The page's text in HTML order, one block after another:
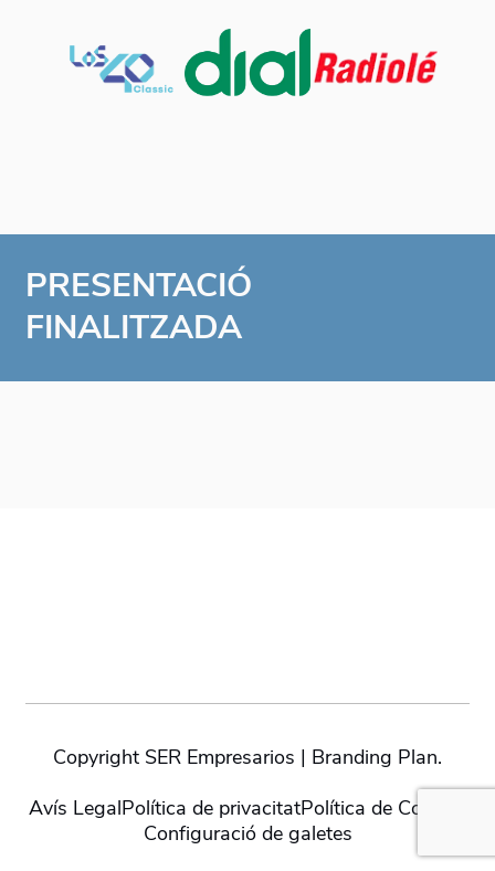
PRESENTACIÓ
FINALITZADA
Copyright SER Empresarios | Branding Plan.
Avís LegalPolítica de privacitatPolítica de Cookies
Configuració de galetes